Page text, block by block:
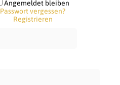
Angemeldet bleiben
Passwort vergessen?
Registrieren